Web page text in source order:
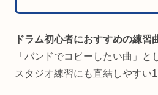
ドラム初心者におすすめの練習
「バンドでコピーしたい曲」と
スタジオ練習にも直結しやすい1